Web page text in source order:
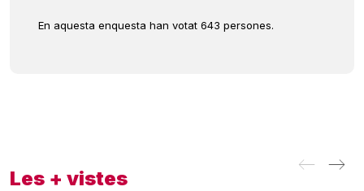
En aquesta enquesta han votat 643 persones.
Les + vistes